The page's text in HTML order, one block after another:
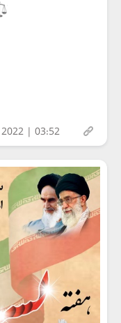
| 03:52